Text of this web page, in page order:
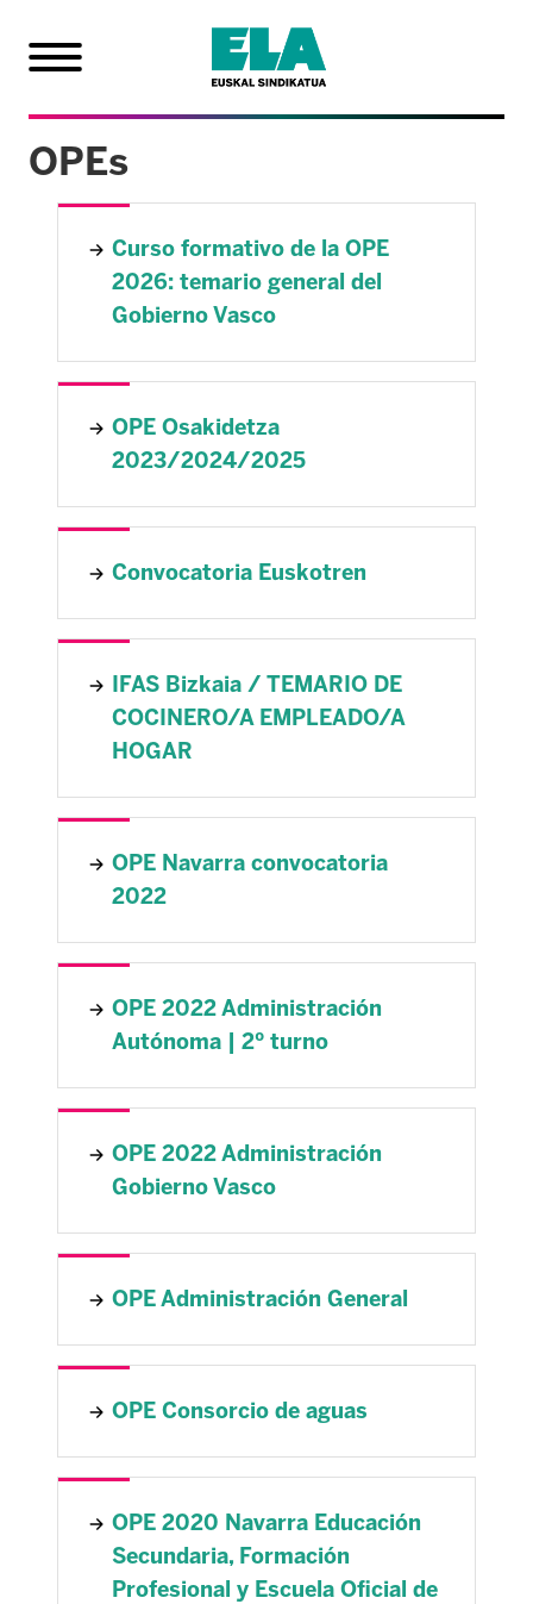
OPEs
Curso formativo de la OPE
2026: temario general del
Gobierno Vasco
OPE Osakidetza
2023/2024/2025
Convocatoria Euskotren
IFAS Bizkaia / TEMARIO DE
COCINERO/A EMPLEADO/A
HOGAR
OPE Navarra convocatoria
2022
OPE 2022 Administración
Autónoma | 2º turno
OPE 2022 Administración
Gobierno Vasco
OPE Administración General
OPE Consorcio de aguas
OPE 2020 Navarra Educación
Secundaria, Formación
Profesional y Escuela Oficial de